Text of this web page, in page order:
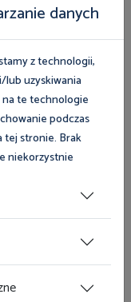
Inspekcji
to urząd z
intensywną
możliwość
danych
z technologii,
uzyskiwania
te technologie
podczas
stronie. Brak
niekorzystnie
ją wycofać lub
w przycisk
informacji